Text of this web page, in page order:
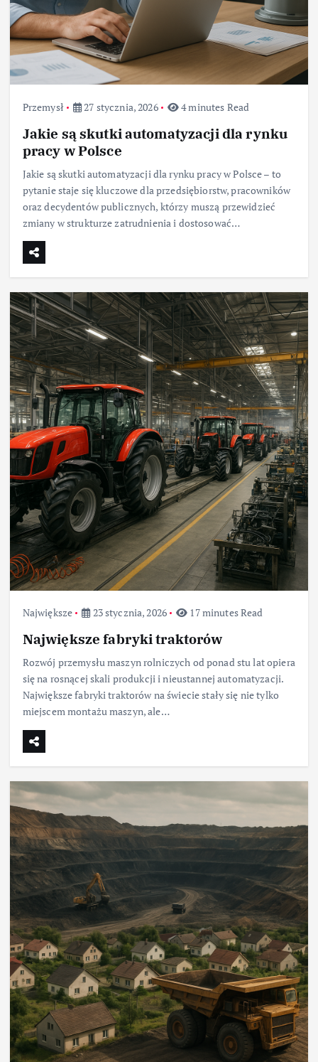
Przemysł 27 stycznia, 2026 4 minutes Read
Jakie są skutki automatyzacji dla rynku
pracy w Polsce
Jakie są skutki automatyzacji dla rynku pracy w Polsce – to
pytanie staje się kluczowe dla przedsiębiorstw, pracowników
oraz decydentów publicznych, którzy muszą przewidzieć
zmiany w strukturze zatrudnienia i dostosować…
Największe 23 stycznia, 2026 17 minutes Read
Największe fabryki traktorów
Rozwój przemysłu maszyn rolniczych od ponad stu lat opiera
się na rosnącej skali produkcji i nieustannej automatyzacji.
Największe fabryki traktorów na świecie stały się nie tylko
miejscem montażu maszyn, ale…